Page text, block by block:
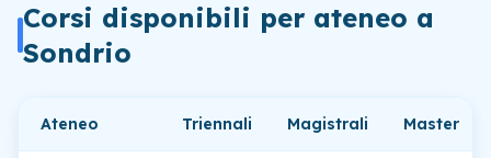
Corsi disponibili per ateneo a
Sondrio
Ateneo Triennali Magistrali Master